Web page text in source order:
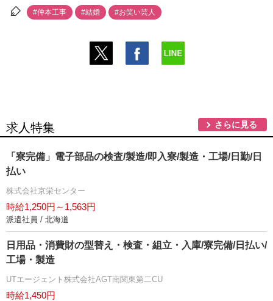
#仲本工事 #結婚 #お笑い芸人
求人特集 さらに見る
「寮完備」電子部品の検査/製造/即入寮/製造・工場/日勤/日
払い
株式会社京栄センター
時給1,250円～1,563円
派遣社員 / 北海道
日用品・消費財の型替え・検査・組立・入庫/寮完備/日払い/
工場・製造
UTエージェント株式会社AGT南関東第二CU
時給1,450円